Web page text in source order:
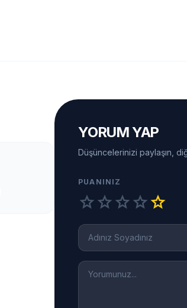
YORUM YAP
Düşüncelerinizi paylaşın,
PUANINIZ
starstarstarstarstar